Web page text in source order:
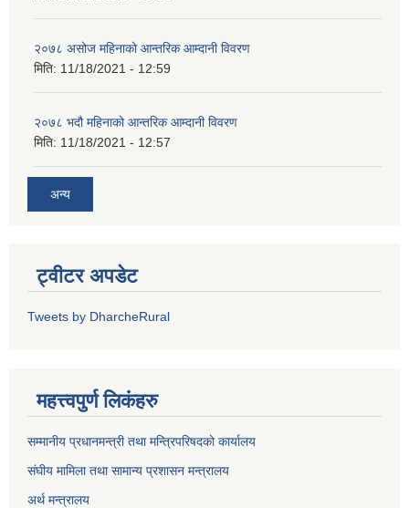
२०७८ असोज महिनाको आन्तरिक आम्दानी विवरण
मिति: 11/18/2021 - 12:59
२०७८ भदौ महिनाको आन्तरिक आम्दानी विवरण
मिति: 11/18/2021 - 12:57
अन्य
ट्वीटर अपडेट
Tweets by DharcheRural
महत्त्वपुर्ण लिकंहरु
सम्मानीय प्रधानमन्त्री तथा मन्त्रिपरिषदको कार्यालय
संघीय मामिला तथा सामान्य प्रशासन मन्त्रालय
अर्थ मन्त्रालय